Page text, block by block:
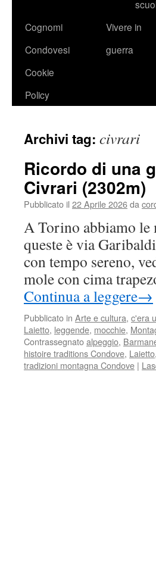
Cognomi
Condovesi
Vivere in
guerra
Cookie
Policy
Archivi tag: civrari
Ricordo di una
Civrari (2302m)
Pubblicato il 22 Aprile 2026da
A Torino abbiamo le
queste è via
con tempo sereno,
mole con cima
Continua a leggere→
Pubblicato in Arte e cultura, c'era
Laietto, leggende, mocchie,
Contrassegnatoalpeggio,
histoire traditions Condove, Laietto,
tradizioni montagna Condove |